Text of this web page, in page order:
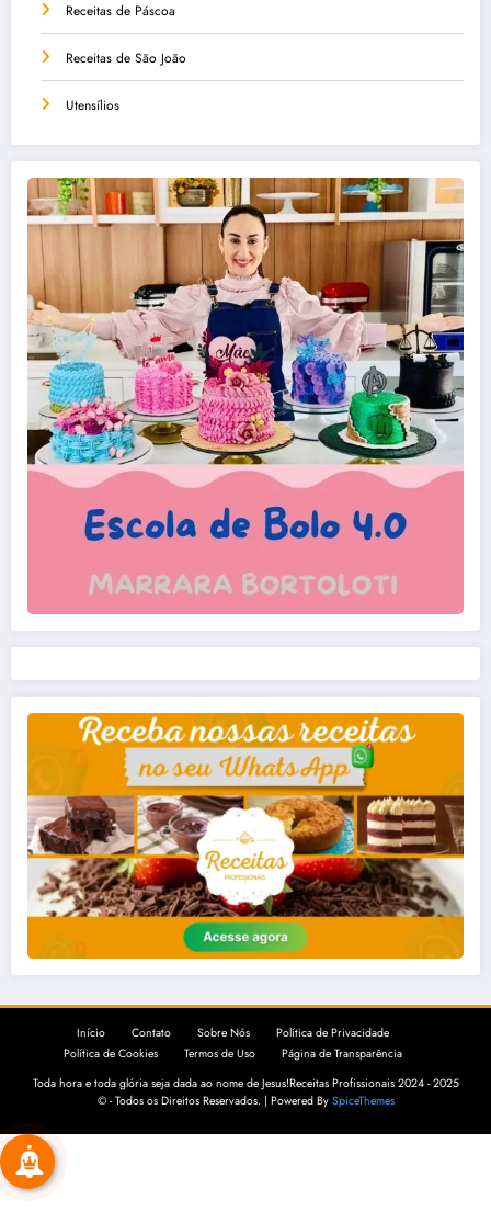
Receitas de Páscoa
Receitas de São João
Utensílios
Início Contato Sobre Nós
Política de Privacidade
Política de Cookies
Termos de Uso
Página de Transparência
Toda hora e toda glória seja dada ao nome de Jesus!Receitas Profissionais 2024 - 2025
© - Todos os Direitos Reservados. | Powered By SpiceThemes